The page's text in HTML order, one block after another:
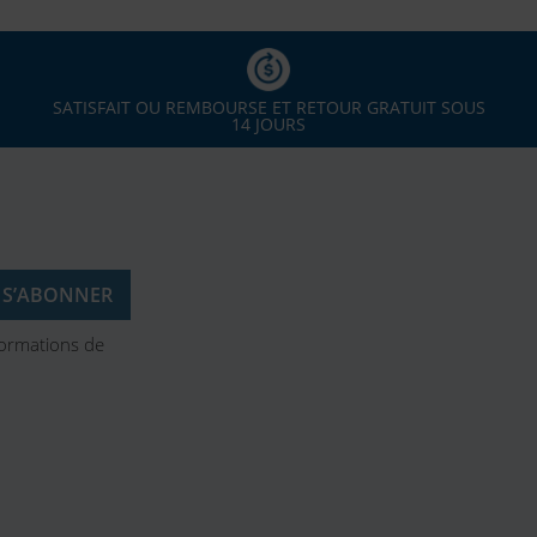
SATISFAIT OU REMBOURSE ET RETOUR GRATUIT SOUS
14 JOURS
de